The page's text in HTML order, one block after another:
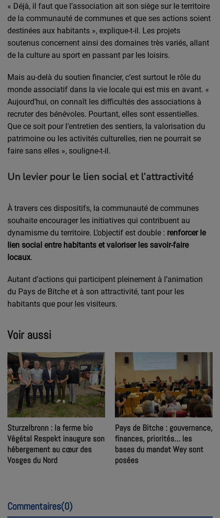
« Déjà, il faut que l’association ait son siège sur le territoire
de la communauté de communes et que ses actions soient
destinées aux habitants », explique-t-il. Les projets
soutenus concernent ainsi des domaines très variés, allant
de la culture au sport en passant par les loisirs.
Mais au-delà du soutien financier, c’est surtout le rôle du
monde associatif dans la vie locale qui est mis en avant. «
Aujourd’hui, on connaît les difficultés des associations à
recruter des bénévoles. Pourtant, elles sont essentielles.
Que ce soit pour l’entretien des sentiers, la valorisation du
patrimoine ou les activités culturelles, rien ne pourrait se
faire sans elles », souligne-t-il.
Un levier pour le lien social et l’attractivité
À travers ces dispositifs, la communauté de communes
souhaite encourager les initiatives qui contribuent au
dynamisme du territoire. L’objectif est double : renforcer le
lien social entre habitants et valoriser les savoir-faire
locaux.
Autant d’actions qui participent pleinement à l’animation
du Pays de Bitche et à son attractivité, tant pour les
habitants que pour les visiteurs.
Voir aussi
Sturzelbronn : la ferme bio
Végétal Respekt inaugure son
hébergement au cœur des
Vosges du Nord
Pays de Bitche : gouvernance,
finances, priorités… les
bases du mandat Wey sont
posées
Commentaires(0)